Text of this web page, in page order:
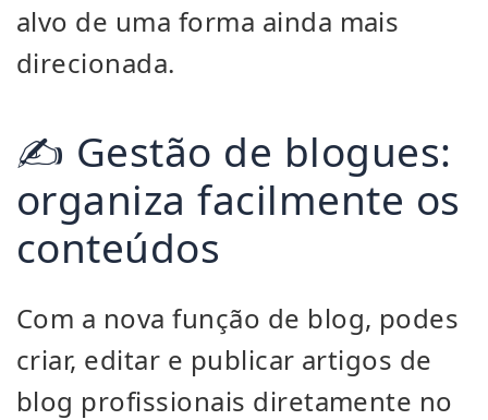
alvo de uma forma ainda mais
direcionada.
✍️ Gestão de blogues:
organiza facilmente os
conteúdos
Com a nova função de blog, podes
criar, editar e publicar artigos de
blog profissionais diretamente no